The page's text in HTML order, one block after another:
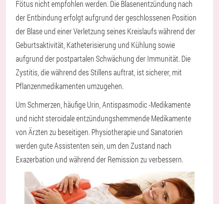
Fötus nicht empfohlen werden. Die Blasenentzündung nach
der Entbindung erfolgt aufgrund der geschlossenen Position
der Blase und einer Verletzung seines Kreislaufs während der
Geburtsaktivität, Katheterisierung und Kühlung sowie
aufgrund der postpartalen Schwächung der Immunität. Die
Zystitis, die während des Stillens auftrat, ist sicherer, mit
Pflanzenmedikamenten umzugehen.
Um Schmerzen, häufige Urin, Antispasmodic -Medikamente
und nicht steroidale entzündungshemmende Medikamente
von Ärzten zu beseitigen. Physiotherapie und Sanatorien
werden gute Assistenten sein, um den Zustand nach
Exazerbation und während der Remission zu verbessern.